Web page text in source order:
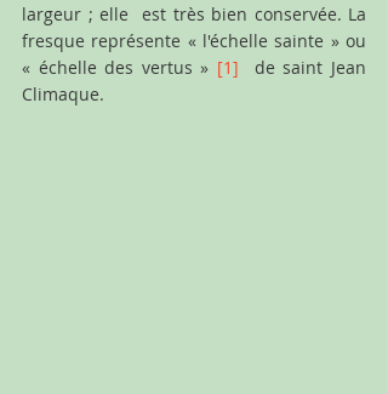
largeur ; elle  est très bien conservée. La
fresque représente « l'échelle sainte » ou
« échelle des vertus » [1]
de saint Jean
Climaque.